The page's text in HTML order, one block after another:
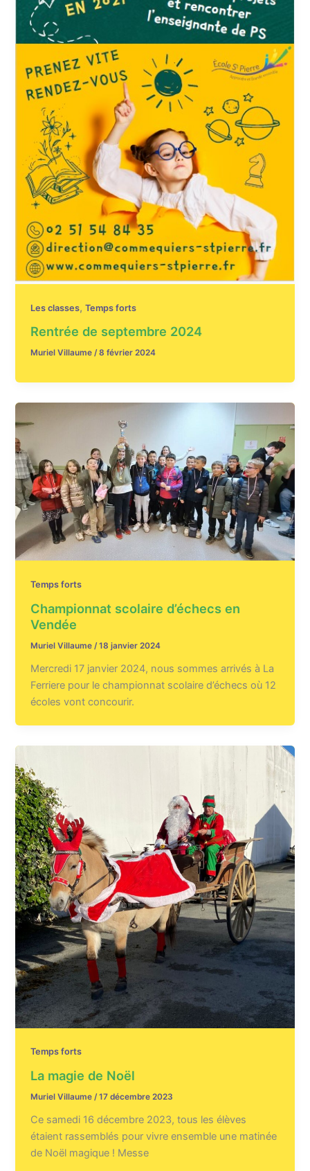
Les classes,Temps forts
Rentrée de septembre 2024
Muriel Villaume/8 février 2024
Temps forts
Championnat scolaire d’échecs en
Vendée
Muriel Villaume/18 janvier 2024
Mercredi 17 janvier 2024, nous sommes arrivés à La
Ferriere pour le championnat scolaire d’échecs où 12
écoles vont concourir.
Temps forts
La magie de Noël
Muriel Villaume/17 décembre 2023
Ce samedi 16 décembre 2023, tous les élèves
étaient rassemblés pour vivre ensemble une matinée
de Noël magique ! Messe